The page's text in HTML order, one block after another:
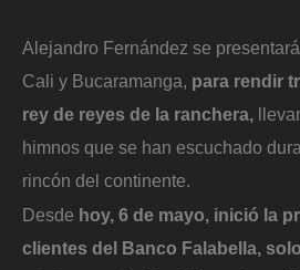
Alejandro Fernández se
Cali y Bucaramanga, para rendir
rey de reyes de la ranchera,
himnos que se han escuchado
rincón del continente.
Desde hoy, 6 de mayo, inició la
clientes del Banco Falabella,